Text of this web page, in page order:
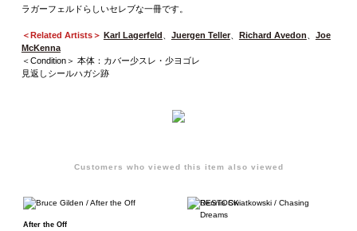
ラガーフェルドらしいセレブな一冊です。
＜Related Artists＞ Karl Lagerfeld Juergen Teller、 Richard Avedon
Joe
McKenna
＜Condition＞ 本体：カバー少スレ・少ヨゴレ
見返しシールハガシ跡
Customers who viewed this item also viewed
After the Off